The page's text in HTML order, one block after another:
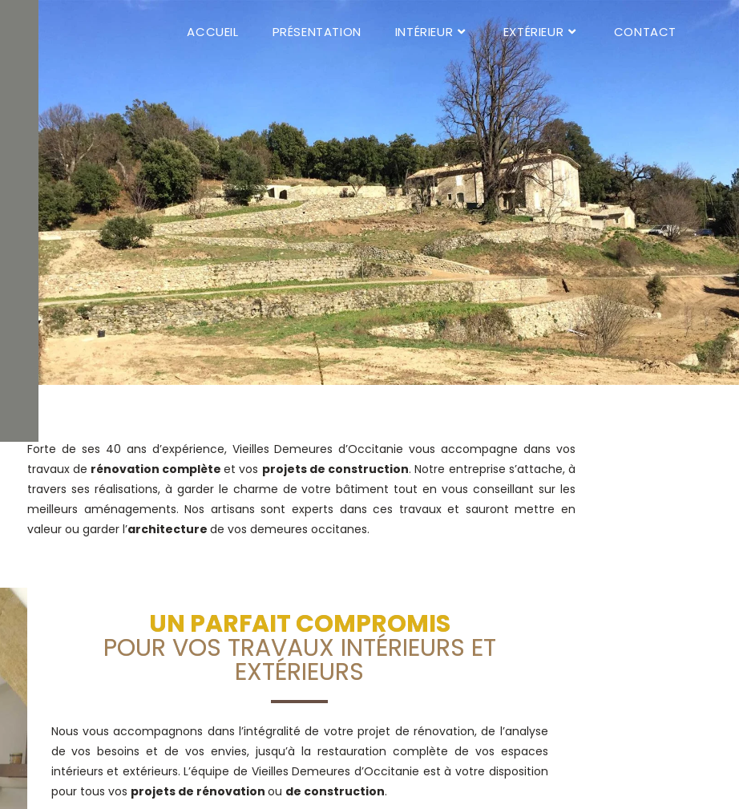
ACCUEIL PRÉSENTATION INTÉRIEUR EXTÉRIEUR CONTACT
Forte de ses 40 ans d’expérience, Vieilles Demeures d’Occitanie vous accompagne dans vos
travaux de rénovation complète et vos projets de construction. Notre entreprise s’attache, à
travers ses réalisations, à garder le charme de votre bâtiment tout en vous conseillant sur les
meilleurs aménagements. Nos artisans sont experts dans ces travaux et sauront mettre en
valeur ou garder l’architecture de vos demeures occitanes.
UN PARFAIT COMPROMIS
POUR VOS TRAVAUX INTÉRIEURS ET
EXTÉRIEURS
Nous vous accompagnons dans l’intégralité de votre projet de rénovation, de l’analyse
de vos besoins et de vos envies, jusqu’à la restauration complète de vos espaces
intérieurs et extérieurs. L’équipe de Vieilles Demeures d’Occitanie est à votre disposition
pour tous vos projets de rénovation ou de construction.